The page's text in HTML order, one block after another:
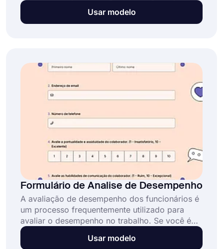
seus funcionários ou o bem-estar das pessoas.
Se você deseja avaliar os riscos potenciais que
Usar modelo
Formulário de Analise de Desempenho
A avaliação de desempenho dos funcionários é
um processo frequentemente utilizado para
avaliar o desempenho no trabalho. Se você é
um especialista em recursos humanos e deseja
avaliar o desempenho no trabalho de seus
Usar modelo